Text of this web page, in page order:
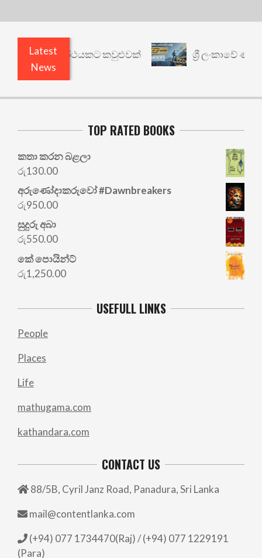
Latest
News
වෙනත් යථාර්ථයකට කවුළුවක් ශ්‍රී ලංකාවේ ණය
TOP RATED BOOKS
කතා කරන බළලා
රු130.00
අරු‍ණෝදාකරුවෝ #Dawnbreakers
රු950.00
සුදුරු අබා
රු550.00
කේ පොයින්ට්
රු1,250.00
USEFULL LINKS
People
Places
Life
mathugama.com
kathandara.com
CONTACT US
88/5B, Cyril Janz Road, Panadura, Sri Lanka
mail@contentlanka.com
(+94) 077 1734470(Raj) / (+94) 077 1229191
(Para)